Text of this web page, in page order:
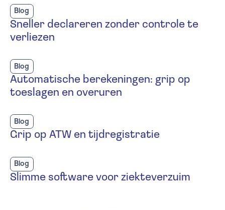
Blog
Sneller declareren zonder controle te
verliezen
Blog
Automatische berekeningen: grip op
toeslagen en overuren
Blog
Grip op ATW en tijdregistratie
Blog
Slimme software voor ziekteverzuim